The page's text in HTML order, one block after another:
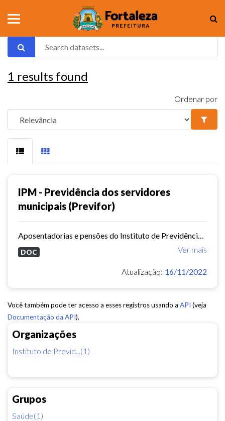
Organizações
Instituto de Previd...(1)
Grupos
Saúde(1)
1 results found
Ordenar por
IPM - Previdência dos servidores
municipais (Previfor)
Ver mais
DOC
Atualização: 16/11/2022
Você também pode ter acesso a esses registros usando a API (veja
Documentação da API).